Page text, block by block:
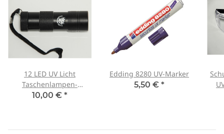
12 LED UV Licht
Taschenlampen-
Papst.de
10,00 € *
Edding 8280 UV-Marker
5,50 € *